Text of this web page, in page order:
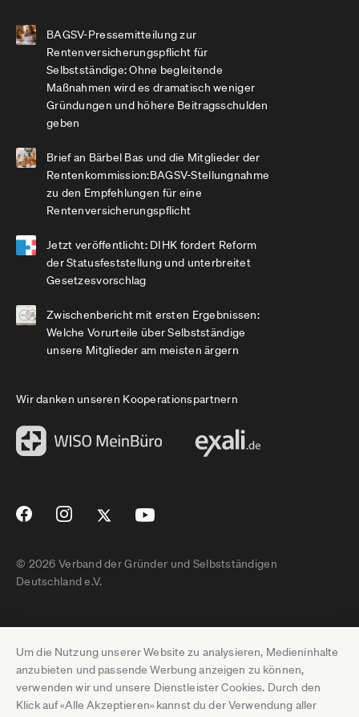
Um die Nutzung unserer Website zu analysieren, Medieninhalte
anzubieten und passende Werbung anzeigen zu können,
verwenden wir und unsere Dienstleister Cookies. Durch den
Klick auf «Alle Akzeptieren» kannst du der Verwendung aller
BAGSV-Pressemitteilung zur
Rentenversicherungspflicht für
Selbstständige: Ohne begleitende
Maßnahmen wird es dramatisch weniger
Gründungen und höhere Beitragsschulden
geben
Brief an Bärbel Bas und die Mitglieder der
Rentenkommission:BAGSV-Stellungnahme
zu den Empfehlungen für eine
Rentenversicherungspflicht
Jetzt veröffentlicht: DIHK fordert Reform
der Statusfeststellung und unterbreitet
Gesetzesvorschlag
Zwischenbericht mit ersten Ergebnissen:
Welche Vorurteile über Selbstständige
unsere Mitglieder am meisten ärgern
Wir danken unseren Kooperationspartnern
© 2026 Verband der Gründer und Selbstständigen
Deutschland e.V.
Impressum
Datenschutz
Pressebereich